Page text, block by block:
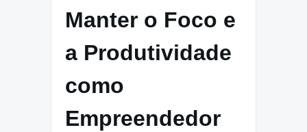
Manter o Foco e
a Produtividade
como
Empreendedor